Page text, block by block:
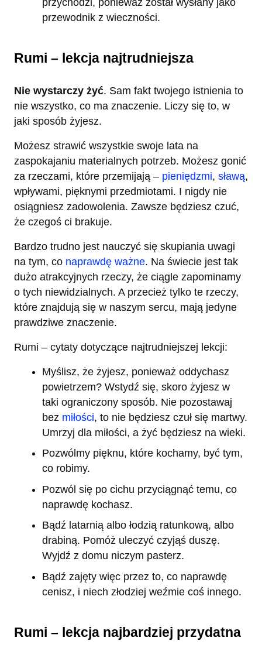
przychodzi, ponieważ został wysłany jako
przewodnik z wieczności.
Rumi – lekcja najtrudniejsza
Nie wystarczy żyć. Sam fakt twojego istnienia to
nie wszystko, co ma znaczenie. Liczy się to, w
jaki sposób żyjesz.
Możesz strawić wszystkie swoje lata na
zaspokajaniu materialnych potrzeb. Możesz gonić
za rzeczami, które przemijają – pieniędzmi, sławą,
wpływami, pięknymi przedmiotami. I nigdy nie
osiągniesz zadowolenia. Zawsze będziesz czuć,
że czegoś ci brakuje.
Bardzo trudno jest nauczyć się skupiania uwagi
na tym, co naprawdę ważne. Na świecie jest tak
dużo atrakcyjnych rzeczy, że ciągle zapominamy
o tych niewidzialnych. A przecież tylko te rzeczy,
które znajdują się w naszym sercu, mają jedyne
prawdziwe znaczenie.
Rumi – cytaty dotyczące najtrudniejszej lekcji:
Myślisz, że żyjesz, ponieważ oddychasz
powietrzem? Wstydź się, skoro żyjesz w
taki ograniczony sposób. Nie pozostawaj
bez miłości, to nie będziesz czuł się martwy.
Umrzyj dla miłości, a żyć będziesz na wieki.
Pozwólmy pięknu, które kochamy, być tym,
co robimy.
Pozwól się po cichu przyciągnąć temu, co
naprawdę kochasz.
Bądź latarnią albo łodzią ratunkową, albo
drabiną. Pomóż uleczyć czyjąś duszę.
Wyjdź z domu niczym pasterz.
Bądź zajęty więc przez to, co naprawdę
cenisz, i niech złodziej weźmie coś innego.
Rumi – lekcja najbardziej przydatna